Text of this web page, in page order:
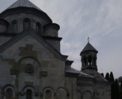
(postaki)…” “Вино. Крим
і його вдосталь: воно все